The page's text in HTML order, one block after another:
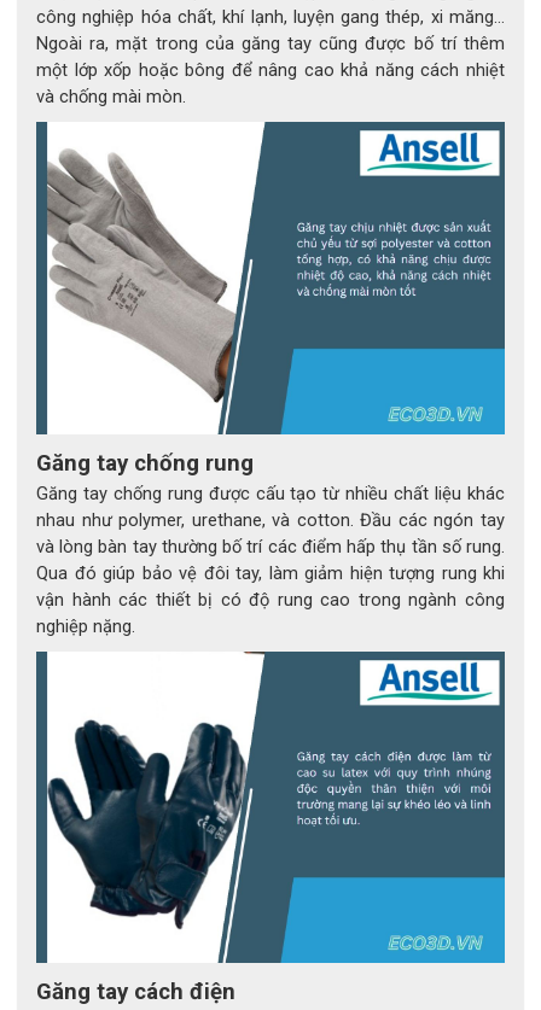
Găng tay TouchNTuff® 92-600
4. Ứng dụng của găng tay Ansell TouchNTuff® 92-
600
4.1. Ngành công nghiệp khuyến nghị
- Khoa học sự sống & dược phẩm:
Pha chế, đóng gói, kiểm
- Chế biến thực phẩm: Sơ chế, phân loại thịt – cá – thủy sản.
- Ô tô & cơ khí:
Bảo trì, xử lý dầu mỡ, hóa chất và dung môi.
- Phòng thí nghiệm & hóa chất:
Phân tích, vận chuyển chất
lỏng và rắn.
- Công nghiệp máy móc – thiết bị: Lắp ráp, kiểm tra và vệ sinh
linh kiện.
- Nông nghiệp & dịch vụ tiện ích:
bảo vệ thực vật.
- Kho vận & bảo trì: Duy trì vệ sinh, ngăn ô nhiễm chéo trong
4.2. Nghề nghiệp & ứng dụng cụ thể
công nghiệp hóa chất, khí lạnh, luyện gang thép, xi măng…
Ngoài ra, mặt trong của găng tay cũng được bố trí thêm
một lớp xốp hoặc bông để nâng cao khả năng cách nhiệt
và chống mài mòn.
Găng tay chống rung
Găng tay chống rung được cấu tạo từ nhiều chất liệu khác
nhau như polymer, urethane, và cotton. Đầu các ngón tay
và lòng bàn tay thường bố trí các điểm hấp thụ tần số rung.
Qua đó giúp bảo vệ đôi tay, làm giảm hiện tượng rung khi
vận hành các thiết bị có độ rung cao trong ngành công
nghiệp nặng.
Găng tay cách điện